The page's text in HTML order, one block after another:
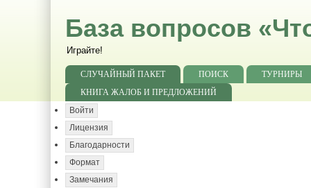
База вопросов
Играйте!
СЛУЧАЙНЫЙ ПАКЕТ ПОИСК
ТУРНИРЫ
КНИГА ЖАЛОБ И ПРЕДЛОЖЕНИЙ
Войти
Лицензия
Благодарности
Формат
Замечания